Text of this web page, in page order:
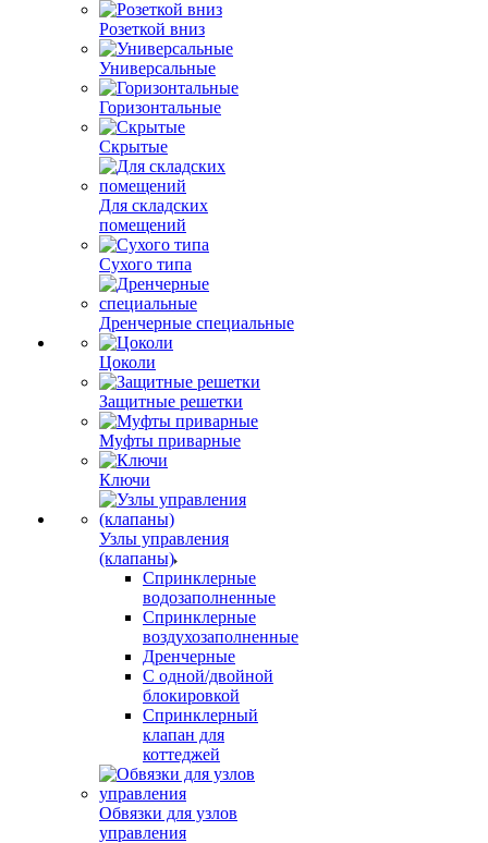
Розеткой вниз
Универсальные
Горизонтальные
Скрытые
Для складских
помещений
Сухого типа
Дренчерные специальные
Цоколи
Защитные решетки
Муфты приварные
Ключи
Узлы управления
(клапаны)
Спринклерные
водозаполненные
Спринклерные
воздухозаполненные
Дренчерные
С одной/двойной
блокировкой
Спринклерный
клапан для
коттеджей
Обвязки для узлов
управления